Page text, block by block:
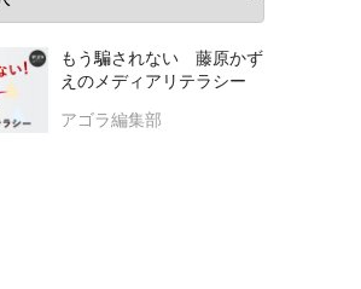
もう騙されない 藤原かず
えのメディアリテラシー
アゴラ編集部